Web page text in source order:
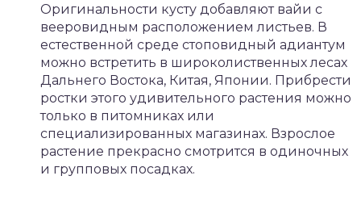
Оригинальности кусту добавляют вайи с
вееровидным расположением листьев. В
естественной среде стоповидный адиантум
можно встретить в широколиственных лесах
Дальнего Востока, Китая, Японии. Прибрести
ростки этого удивительного растения можно
только в питомниках или
специализированных магазинах. Взрослое
растение прекрасно смотрится в одиночных
и групповых посадках.